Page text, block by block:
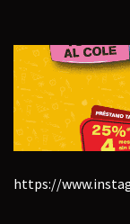
https://